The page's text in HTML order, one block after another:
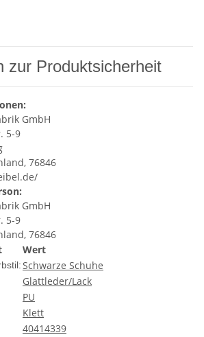
zur Produktsicherheit
GmbH
5-9
76846
GmbH
5-9
76846
Wert
Schwarze Schuhe
Glattleder/Lack
PU
Klett
40414339